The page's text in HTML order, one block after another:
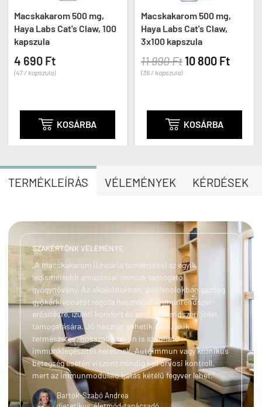
500 mg,
Labs Cat's Claw, 100
690 Ft
/ kapszula)
KOSÁRBA
Macskakarom 500 mg,
Haya Labs Cat's Claw,
3x100 kapszula
11 990 Ft10 800 Ft
(36 / kapszula)
KOSÁRBA
TERMÉKLEÍRÁS VÉLEMÉNYEK KÉRDÉSEK
SZAKÉRTŐNK VÉLEMÉNYE
„A macskakarom (Uncaria tomentosa) az egyik
legismertebb amazóniai immun-támogató
gyógynövény. Az alkaloidokban, polifenolokban gazdag
gyökérkivonatot régóta használják immunrendszer-
erősítésre, ízületi komfort és emésztőrendszeri jóllét
támogatására. Jó hasznát vehetik azok, akik
természetes, hosszabb távon is szedhető
immunkiegészítőt keresnek. Autoimmun vagy krónikus
betegség esetén viszont mindig kell orvosi kontroll,
mert az immunmoduláló hatás kétélű fegyver lehet.”
Bartók-Szabó Andrea